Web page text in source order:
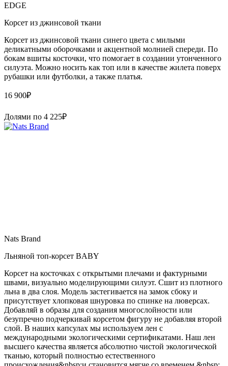
EDGE
​Корсет из джинсовой ткани
Корсет из джинсовой ткани синего цвета с милыми
деликатными оборочками и акцентной молнией спереди. По
бокам вшиты косточки, что помогает в создании утонченного
силуэта. Можно носить как топ или в качестве жилета поверх
рубашки или футболки, а также платья.
16 900₽
Долями по 4 225₽
Nats Brand
Льняной топ-корсет BABY
Корсет на косточках с открытыми плечами и фактурными
швами, визуально моделирующими силуэт. Сшит из плотного
льна в два слоя. Модель застегивается на замок сбоку и
присутствует хлопковая шнуровка по спинке на люверсах.
Добавляй в образы для создания многослойности или
безупречно подчеркивай корсетом фигуру не добавляя второй
слой. В наших капсулах мы используем лен с
международными экологическими сертификатами. Наш лен
высшего качества является абсолютно чистой экологической
тканью, который полностью естественного